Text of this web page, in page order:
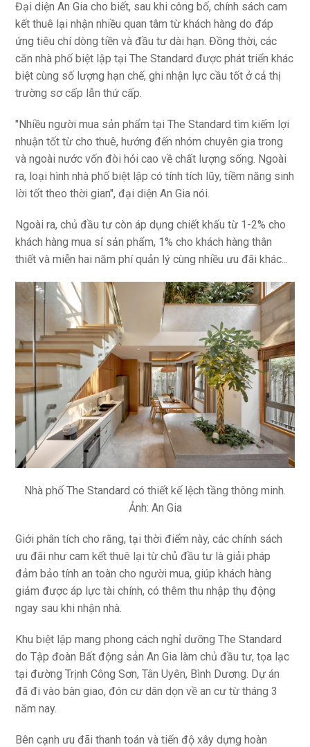
Đại diện An Gia cho biết, sau khi công bố, chính sách cam
kết thuê lại nhận nhiều quan tâm từ khách hàng do đáp
ứng tiêu chí dòng tiền và đầu tư dài hạn. Đồng thời, các
căn nhà phố biệt lập tại The Standard được phát triển khác
biệt cùng số lượng hạn chế, ghi nhận lực cầu tốt ở cả thị
trường sơ cấp lẫn thứ cấp.
"Nhiều người mua sản phẩm tại The Standard tìm kiếm lợi
nhuận tốt từ cho thuê, hướng đến nhóm chuyên gia trong
và ngoài nước vốn đòi hỏi cao về chất lượng sống. Ngoài
ra, loại hình nhà phố biệt lập có tính tích lũy, tiềm năng sinh
lời tốt theo thời gian", đại diện An Gia nói.
Ngoài ra, chủ đầu tư còn áp dụng chiết khấu từ 1-2% cho
khách hàng mua sỉ sản phẩm, 1% cho khách hàng thân
thiết và miễn hai năm phí quản lý cùng nhiều ưu đãi khác...
Nhà phố The Standard có thiết kế lệch tầng thông minh.
Ảnh: An Gia
Giới phân tích cho rằng, tại thời điểm này, các chính sách
ưu đãi như cam kết thuê lại từ chủ đầu tư là giải pháp
đảm bảo tính an toàn cho người mua, giúp khách hàng
giảm được áp lực tài chính, có thêm thu nhập thụ động
ngay sau khi nhận nhà.
Khu biệt lập mang phong cách nghỉ dưỡng The Standard
do Tập đoàn Bất động sản An Gia làm chủ đầu tư, tọa lạc
tại đường Trịnh Công Sơn, Tân Uyên, Bình Dương. Dự án
đã đi vào bàn giao, đón cư dân dọn về an cư từ tháng 3
năm nay.
Bên cạnh ưu đãi thanh toán và tiến độ xây dựng hoàn